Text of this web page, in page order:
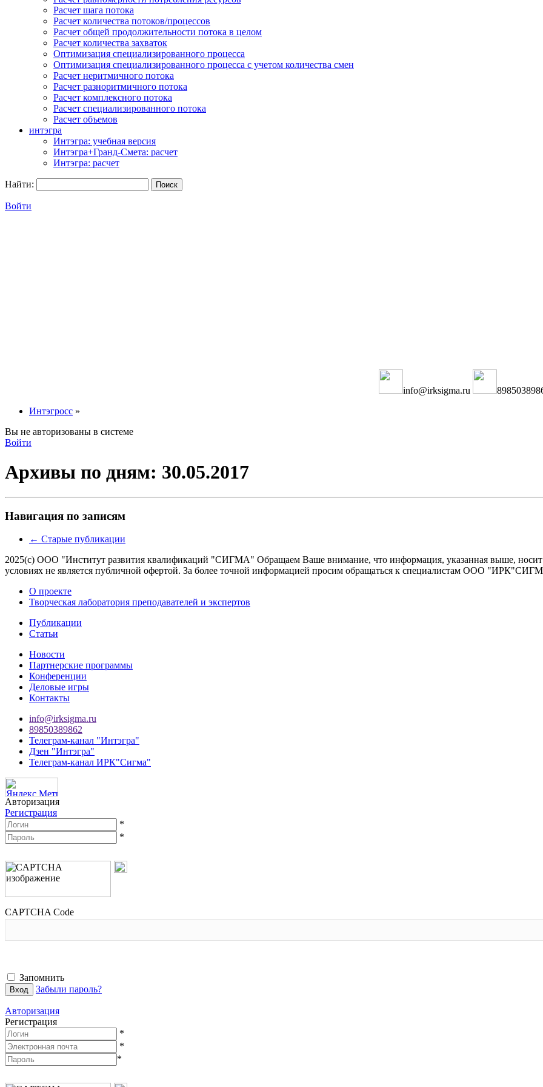
Расчет шага потока
Расчет количества потоков/процессов
Расчет общей продолжительности потока в целом
Расчет количества захваток
Оптимизация специализированного процесса
Оптимизация специализированного процесса с учетом количества смен
Расчет неритмичного потока
Расчет разноритмичного потока
Расчет комплексного потока
Расчет специализированного потока
Расчет объемов
интэгра
Интэгра: учебная версия
Интэгра+Гранд-Смета: расчет
Интэгра: расчет
Найти:
Войти
info@irksigma.ru
Интэгросс »
Вы не авторизованы в системе
Войти
Архивы по дням: 30.05.2017
Навигация по записям
← Старые публикации
2025(с) ООО "Институт развития квалификаций "СИГМА" Обращаем Ваше внимание, что информация, указанная выше, носит
условиях не является публичной офертой. За более точной информацией просим обращаться к специалистам ООО
О проекте
Творческая лаборатория преподавателей и экспертов
Публикации
Статьи
Новости
Партнерские программы
Конференции
Деловые игры
Контакты
info@irksigma.ru
89850389862
Телеграм-канал "Интэгра"
Дзен "Интэгра"
Телеграм-канал ИРК"Сигма"
Авторизация
Регистрация
*
*
CAPTCHA Code
Запомнить
Забыли пароль?
Авторизация
Регистрация
*
*
*